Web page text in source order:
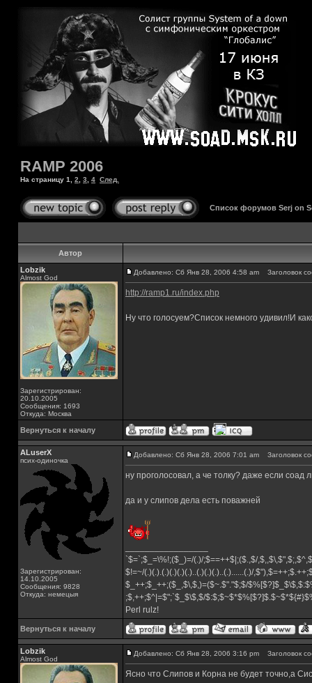
RAMP 2006
На страницу 1 2 3 4 След.
Список форумов Serj on
Автор
Lobzik
Almost God
Зарегистрирован:
20.10.2005
Сообщения: 1693
Откуда: Москва
Добавлено: Сб Янв 28, 2006 4:58 am Заголовок
http://ramp1.ru/index.php
Ну что голосуем?Список немного удивил!И
Вернуться к началу
ALuserX
псих-одиночка
Зарегистрирован:
14.10.2005
Сообщения: 9828
Откуда: немецыя
Добавлено: Сб Янв 28, 2006 7:01 am Заголовок
ну проголосовал, а че толку? даже если
да и у слипов дела есть поважней
`$=`;$_=\%!;($_)=/(.)/;$==++$|;($.,$/
$!=~/(.)(.).(.)(.)(.)(.)..(.)(.)(.)..(.)......(.)/
$_++;$_++;($_,$\,$,)=($~.$"."$;$/
;$,++;$^|=$";`$_$\$,$/
Perl rulz!
Вернуться к началу
Lobzik
Almost God
Добавлено: Сб Янв 28, 2006 3:16 pm Заголовок
Ясно что Слипов и Корна не будет точно,а